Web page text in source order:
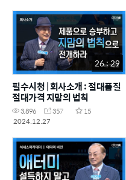
26 : 29
필수시청 | 회사소개 : 절대품질
절대가격 지맘의 법칙
3,896 357
15
2024.12.27